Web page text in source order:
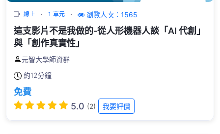
線上 1 單元 瀏覽人次：1565
這支影片不是我做的-從人形機器人談「AI 代創」
與「創作真實性」
元智大學師資群
約12分鐘
免費
5.0 (2) 我要評價